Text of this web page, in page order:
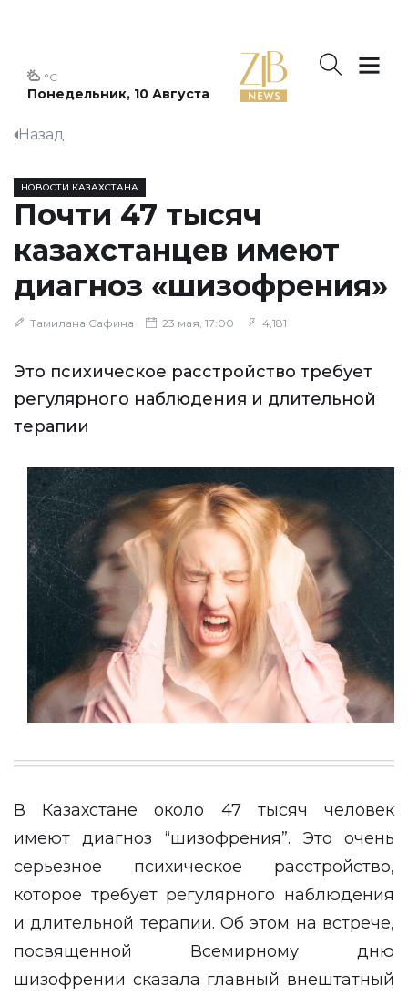
Понедельник, 10 Августа
°C
Назад
НОВОСТИ КАЗАХСТАНА
Почти 47 тысяч
казахстанцев имеют
диагноз «шизофрения»
Тамилана Сафина 23 мая, 17:00 4,181
Это психическое расстройство требует
регулярного наблюдения и длительной
терапии
В Казахстане около 47 тысяч человек
имеют диагноз “шизофрения”. Это очень
серьезное психическое расстройство,
которое требует регулярного наблюдения
и длительной терапии. Об этом на встрече,
посвященной Всемирному дню
шизофрении сказала главный внештатный